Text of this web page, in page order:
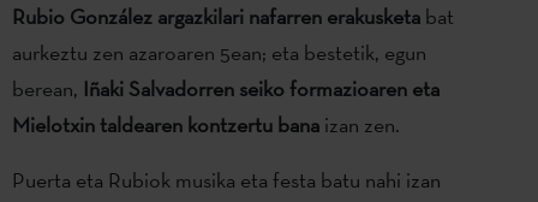
Rubio González argazkilari nafarren erakusketa bat
aurkeztu zen azaroaren 5ean; eta bestetik, egun
berean, Iñaki Salvadorren seiko formazioaren eta
Mielotxin taldearen kontzertu bana izan zen.
Puerta eta Rubiok musika eta festa batu nahi izan